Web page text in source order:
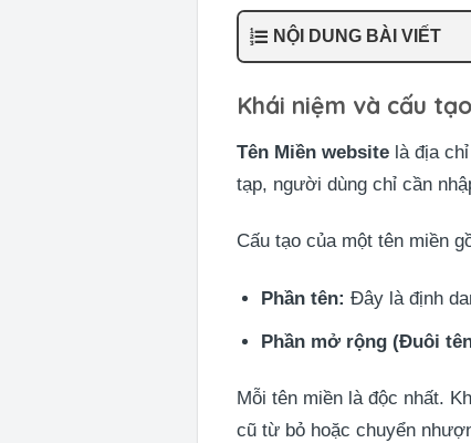
NỘI DUNG BÀI VIẾT
Khái niệm và cấu
Tên Miền website là địa
tạp, người dùng chỉ cần
Cấu tạo của một tên miền
Phần tên: Đây là định
Phần mở rộng (Đuôi
Mỗi tên miền là độc nhất.
cũ từ bỏ hoặc chuyển